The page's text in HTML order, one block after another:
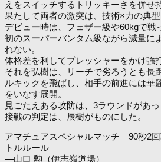
えをスイッチするトリッキーさを併せ
果たして両者の激突は、技術×力の典型
デビュー時は、フェザー級や60kgで戦
初のスーパーバンタム級ながら減量に
れない。
体格差を利してプレッシャーをかけ強
それを弘樹は、リーチで劣ろうとも長
ルキックを飛ばし、相手の前進には華
をいなす展開。
見ごたえある攻防は、3ラウンドがあ
接戦の判定は、辰樹がものにした。
アマチュアスペシャルマッチ 90秒2
トルルール
―山口 勲（伊志嶺道場）